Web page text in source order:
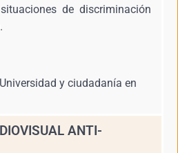
de discriminación
Universidad y ciudadanía en
ANTI-